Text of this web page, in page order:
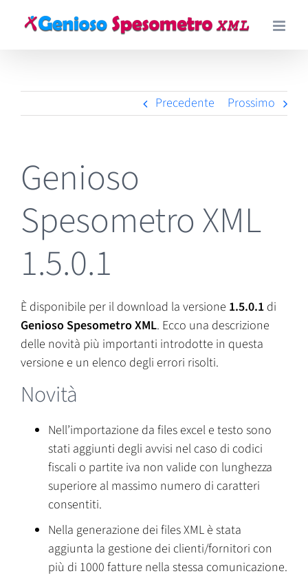
Precedente Prossimo
Genioso
Spesometro XML
1.5.0.1
È disponibile per il download la versione 1.5.0.1 di
Genioso Spesometro XML. Ecco una descrizione
delle novità più importanti introdotte in questa
versione e un elenco degli errori risolti.
Novità
Nell’importazione da files excel e testo sono
stati aggiunti degli avvisi nel caso di codici
fiscali o partite iva non valide con lunghezza
superiore al massimo numero di caratteri
consentiti.
Nella generazione dei files XML è stata
aggiunta la gestione dei clienti/fornitori con
più di 1000 fatture nella stessa comunicazione.